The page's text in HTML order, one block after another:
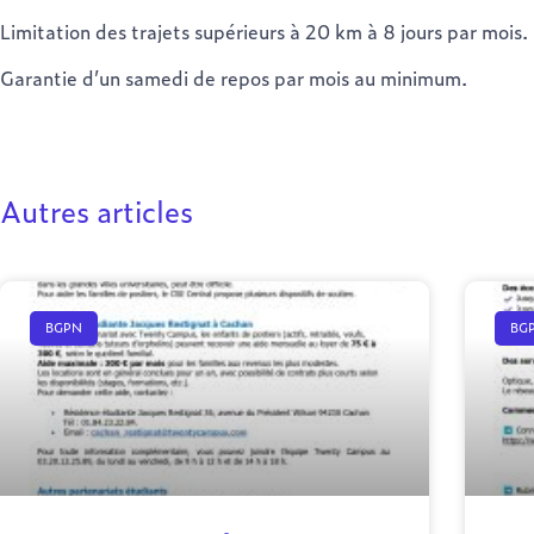
Limitation des trajets supérieurs à 20 km à 8 jours par mois.
Garantie d’un samedi de repos par mois au minimum.
Autres articles
BGPN